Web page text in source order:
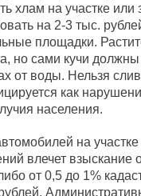
хлам на участке
на 2-3 тыс.
площадки.
но сами кучи
от воды. Нельзя
как
населения.
на
влечет взыскание
от 0,5 до 1%